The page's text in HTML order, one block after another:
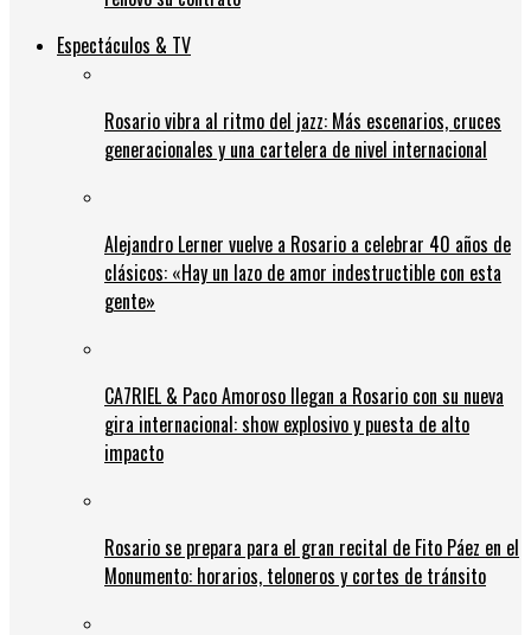
Espectáculos & TV
Rosario vibra al ritmo del jazz: Más escenarios, cruces
generacionales y una cartelera de nivel internacional
Alejandro Lerner vuelve a Rosario a celebrar 40 años de
clásicos: «Hay un lazo de amor indestructible con esta
gente»
CA7RIEL & Paco Amoroso llegan a Rosario con su nueva
gira internacional: show explosivo y puesta de alto
impacto
Rosario se prepara para el gran recital de Fito Páez en el
Monumento: horarios, teloneros y cortes de tránsito